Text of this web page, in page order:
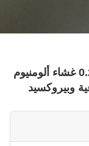
0.23mm / 0.3mm / 0.35mm / 0.38mm غشاء ألومنيوم
وبيروكسيد